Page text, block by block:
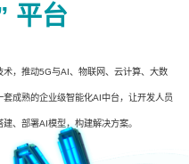
平台
，推动5G与AI、物联网、云计算、大数
成熟的企业级智能化AI中台，让开发人员
、部署AI模型，构建解决方案。